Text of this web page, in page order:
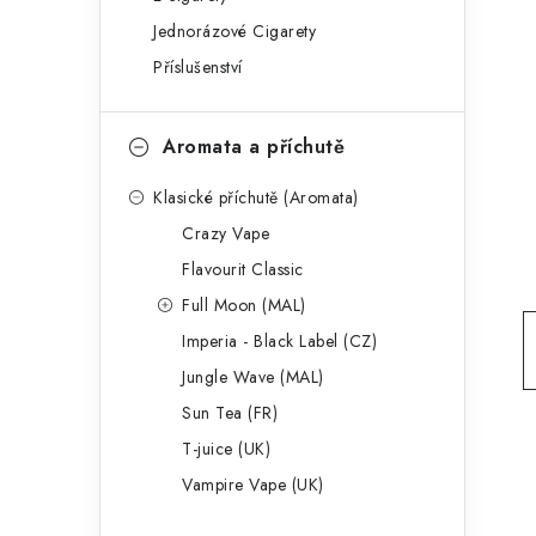
n
Jednorázové Cigarety
Příslušenství
Aromata a příchutě
Klasické příchutě (Aromata)
Crazy Vape
Flavourit Classic
Full Moon (MAL)
Imperia - Black Label (CZ)
Jungle Wave (MAL)
Sun Tea (FR)
T-juice (UK)
Vampire Vape (UK)